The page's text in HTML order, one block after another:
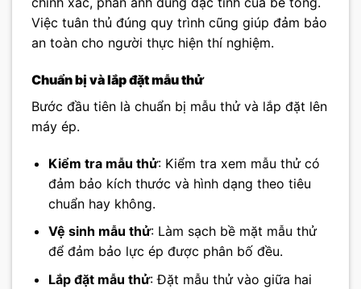
Việc tuân thủ đúng quy trình cũng giúp đảm bảo
an toàn cho người thực hiện thí nghiệm.
Chuẩn bị và lắp đặt mẫu thử
Bước đầu tiên là chuẩn bị mẫu thử và lắp đặt lên
máy ép.
Kiểm tra mẫu thử: Kiểm tra xem mẫu thử có
đảm bảo kích thước và hình dạng theo tiêu
chuẩn hay không.
Vệ sinh mẫu thử: Làm sạch bề mặt mẫu thử
để đảm bảo lực ép được phân bố đều.
Lắp đặt mẫu thử: Đặt mẫu thử vào giữa hai